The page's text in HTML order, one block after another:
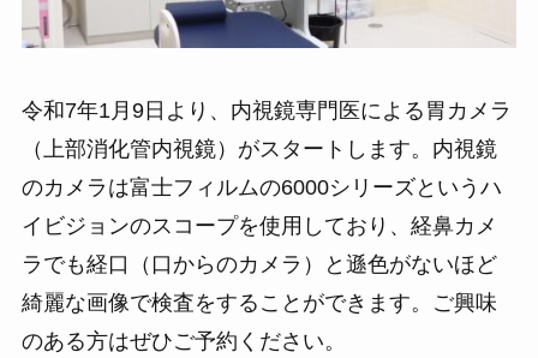
令和7年1月9日より、内視鏡専門医による胃カメラ
（上部消化管内視鏡）がスタートします。内視鏡
のカメラは富士フィルムの6000シリーズというハ
イビジョンのスコープを使用しており、経鼻カメ
ラでも経口（口からのカメラ）と遜色がないほど
綺麗な画像で検査をすることができます。ご興味
のある方はぜひご予約ください。